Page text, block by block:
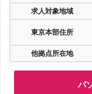
求人対象地域
東京本部住所
他拠点所在地
パ